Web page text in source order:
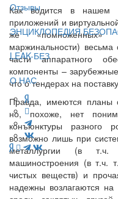
Отзывы
ЭНЦИКЛОПЕДИЯ
LEAK-БЕЗ
О НАС
Как водится в нашем
приложений и
же
маржинальности)
части аппаратного
компоненты –
что о тендерах на
Правда, имеются планы
но, похоже, нет
конъюнктуры разного
возможно лишь при
металлургии (в т.ч.
машиностроения (в т.ч.
чистых веществ) и
надежны возлагаются